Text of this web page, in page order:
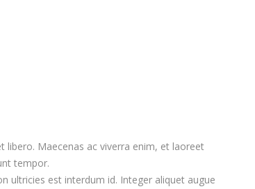
Maecenas ac viverra enim, et laoreet
tempor.
ultricies est interdum id. Integer aliquet augue